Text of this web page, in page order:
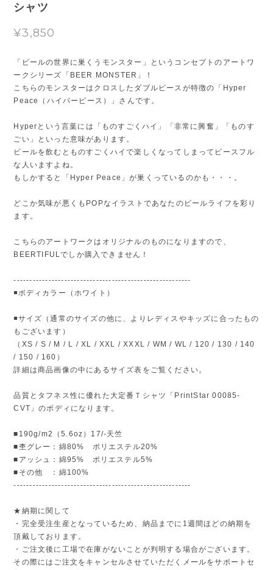
シャツ
¥3,850
「ビールの世界に巣くうモンスター」というコンセプトのアートワ
ークシリーズ「BEER MONSTER」！
こちらのモンスターはクロスしたダブルピースが特徴の「Hyper
Peace（ハイパーピース）」さんです。
Hyperという言葉には「ものすごくハイ」「非常に興奮」「ものす
ごい」といった意味があります。
ビールを飲むとものすごくハイで楽しくなってしまってピースフル
な人いますよね。
もしかすると「Hyper Peace」が巣くっているのかも・・・。
どこか気味が悪くもPOPなイラストであなたのビールライフを彩り
ます。
こちらのアートワークはオリジナルのものになりますので、
BEERTIFULでしか購入できません！
--------------------------------------------------------
◾️ボディカラー（ホワイト）
◾️サイズ（通常のサイズの他に、よりレディスやキッズに合ったもの
もございます）
（XS / S / M / L / XL / XXL / XXXL / WM / WL / 120 / 130 / 140
/ 150 / 160）
詳細は商品画像の中にあるサイズ表をご覧ください。
品質とタフネス性に優れた大定番Ｔシャツ「PrintStar 00085-
CVT」のボディになります。
■190g/m2（5.6oz）17/-天竺
■杢グレー：綿80% ポリエステル20%
■アッシュ：綿95% ポリエステル5%
■その他 ：綿100%
--------------------------------------------------------
★納期に関して
・完全受注生産となっているため、納品までに1週間ほどの納期を
頂戴しております。
・ご注文後に工場で在庫がないことが判明する場合がございます。
その際にはご注文をキャンセルさせていただくメールをサポートセ